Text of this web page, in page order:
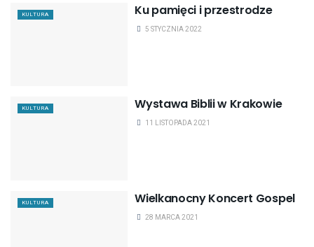
KULTURA Ku pamięci i przestrodze
5 STYCZNIA 2022
KULTURA Wystawa Biblii w Krakowie
11 LISTOPADA 2021
KULTURA Wielkanocny Koncert Gospel
28 MARCA 2021